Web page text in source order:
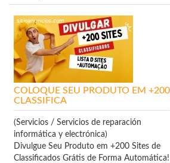
COLOQUE SEU PRODUTO EM +200
CLASSIFICA
(Servicios / Servicios de reparación
informática y electrónica)
Divulgue Seu Produto em +200 Sites de
Classificados Grátis de Forma Automática!